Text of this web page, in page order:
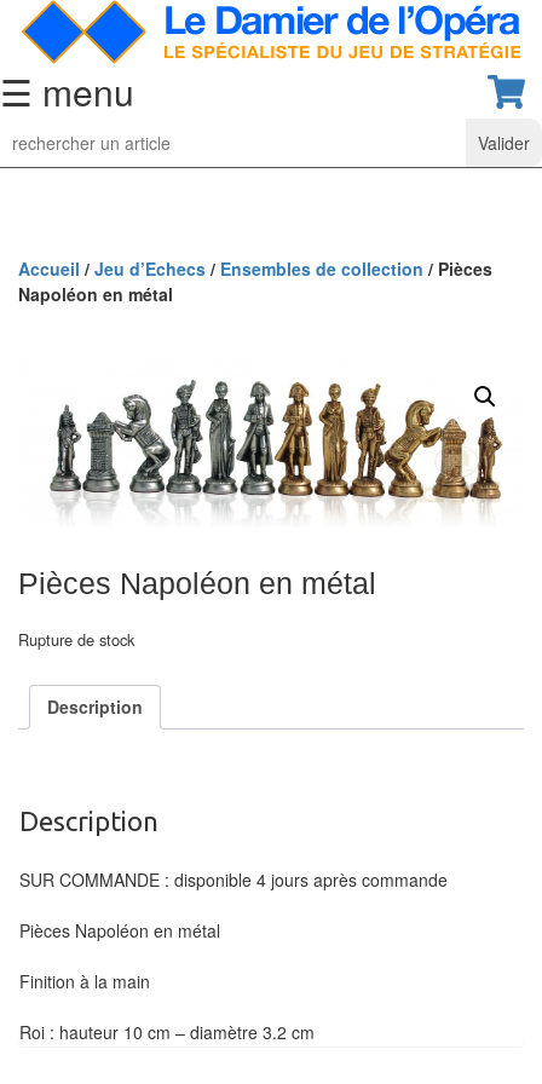
☰ menu
Jeu
d’Echecs
collection
Pièces
d’échecs
classiques
Coffrets
et
voyage
Echiquiers
clubs
Pièces
&
clubs
Echiquiers
Accueil / Jeu d’Echecs / Ensembles de collection / Pièces
Napoléon en métal
Pièces Napoléon en métal
Rupture de stock
Description
Description
SUR COMMANDE : disponible 4 jours après commande
Pièces Napoléon en métal
Finition à la main
Roi : hauteur 10 cm – diamètre 3.2 cm